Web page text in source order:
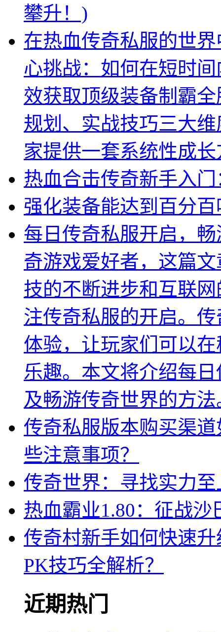
攀升！)
在热血传奇私服的世
心挑战：如何在短时
效获取顶级装备制霸
规划、实战技巧三大
家提供一套系统性成
热血合击传奇新手入
强化装备能达到百分百
每日传奇私服开启，
奇游戏爱好者，这篇
技的不断进步和互联
注传奇私服的开启。
体验，让玩家们可以
乐趣。本文将介绍每
及畅游传奇世界的方法
传奇私服版本购买渠
些注意事项？
传奇世界：寻找实力
热血霸业1.80：征战
传奇村新手如何快速
PK技巧全解析？
近期热门